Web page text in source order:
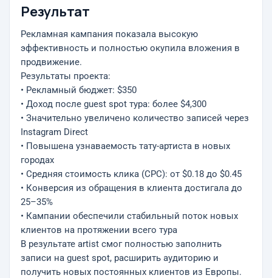
Результат
Рекламная кампания показала высокую
эффективность и полностью окупила вложения в
продвижение.
Результаты проекта:
• Рекламный бюджет: $350
• Доход после guest spot тура: более $4,300
• Значительно увеличено количество записей через
Instagram Direct
• Повышена узнаваемость тату-артиста в новых
городах
• Средняя стоимость клика (CPC): от $0.18 до $0.45
• Конверсия из обращения в клиента достигала до
25–35%
• Кампании обеспечили стабильный поток новых
клиентов на протяжении всего тура
В результате artist смог полностью заполнить
записи на guest spot, расширить аудиторию и
получить новых постоянных клиентов из Европы.